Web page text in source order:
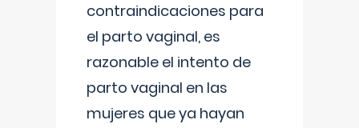
contraindicaciones para
el parto vaginal, es
razonable el intento de
parto vaginal en las
mujeres que ya hayan